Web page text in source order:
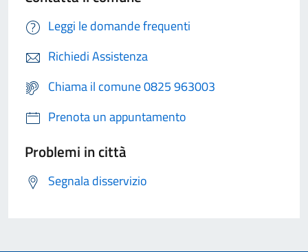
Leggi le domande frequenti
Richiedi Assistenza
Chiama il comune 0825 963003
Prenota un appuntamento
Problemi in città
Segnala disservizio